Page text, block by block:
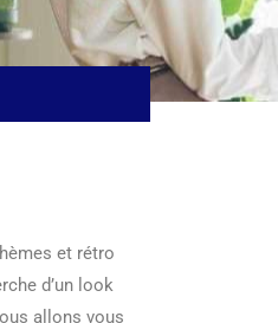
et rétro
d’un look
allons vous